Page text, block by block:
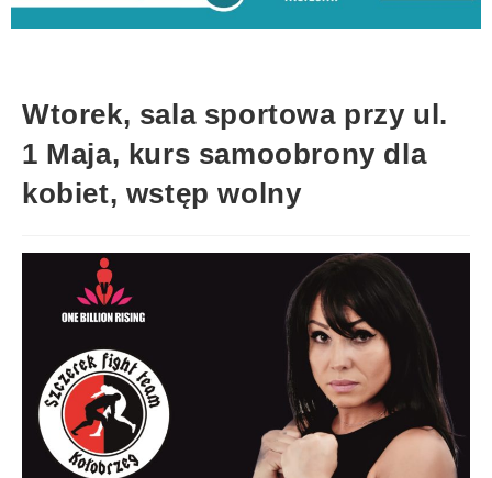
Wtorek, sala sportowa przy ul.
1 Maja, kurs samoobrony dla
kobiet, wstęp wolny